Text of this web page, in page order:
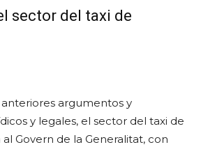
sector del taxi de
argumentos y
y legales, el sector del taxi de
Govern de la Generalitat, con